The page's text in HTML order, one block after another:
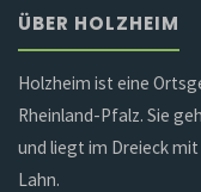
ÜBER HOLZHEIM
Holzheim ist eine
Rheinland-Pfalz. Sie
und liegt im Dreieck
Lahn.